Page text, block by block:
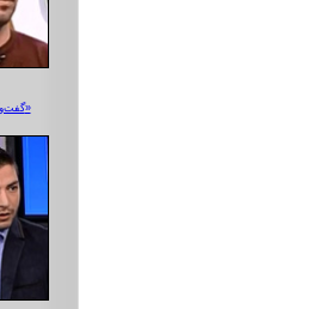
گفت‌وگو با اسلک‌لاینرها؛ «آبایی» و «شریفی»